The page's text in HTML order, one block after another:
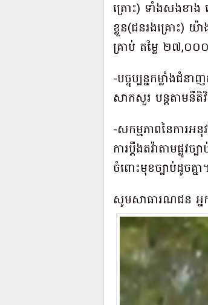
គ្រោះ) ទាំងសងខាង
ខ្លួន(ជនរងគ្រោះ)
គ្រាប់ តម្លៃ ២៧,០០០
-បច្ចុប្បន្នកម្លាំងជំន
សាកសួរ បន្តតាមនីតិ
-សកម្មភាពនៃការអនុ
ការប្តឹងតវ៉ាតាមផ្លូ
ចំពោះមុខច្បាប់ដូចគ្នា។
សូមសាធារណជន អ្នក